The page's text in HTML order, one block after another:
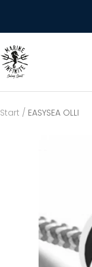
Marine
Infinite
Start EASYSEA OLLI